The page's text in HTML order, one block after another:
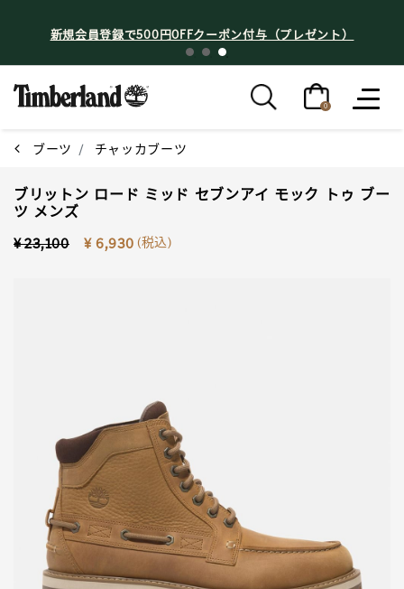
新規会員登録で500円OFFクーポン付与（プレゼント）
0
ブーツ チャッカブーツ
ブリットン ロード ミッド セブンアイ モック トゥ ブー
ツ メンズ
Price reduced from
¥ 23,100to ¥ 6,930 (税込)